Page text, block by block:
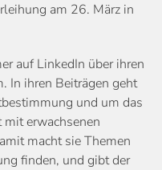
am 26. März in
auf LinkedIn über ihren
In ihren Beiträgen geht
und um das
erwachsenen
macht sie Themen
finden, und gibt der